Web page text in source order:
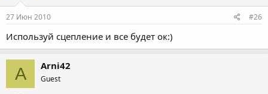
27 Июн 2010 #26
Используй сцепление и все будет ок:)
A Arni42
Guest